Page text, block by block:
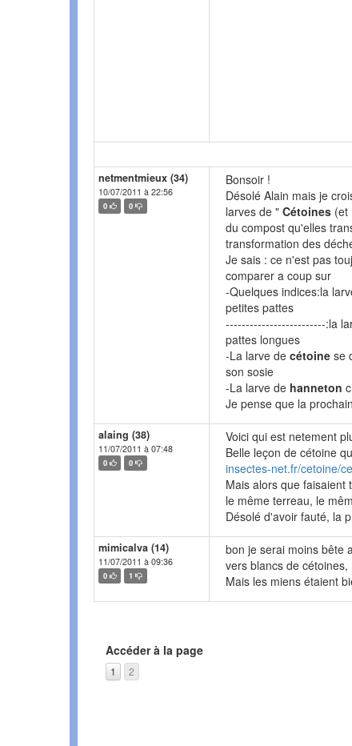
netmentmieux (34)
10/07/2011 à 22:56
0 0
Bonsoir !
Désolé Alain mais je
larves de " Cétoines (et
du compost qu'elles
transformation des
Je sais : ce n'est pas
comparer a coup sur
-Quelques indices:la
petites pattes
-------------------------:la
pattes longues
-La larve de cétoine se
son sosie
-La larve de hanneton
Je pense que la
alaing (38)
11/07/2011 à 07:48
0 0
Voici qui est netement
Belle leçon de cétoine
insectes-net.fr/cetoine/
Mais alors que faisaient
le même terreau, le
Désolé d'avoir fauté, la
mimicalva (14)
11/07/2011 à 09:36
0 1
bon je serai moins bête
vers blancs de
Mais les miens étaient
Accéder à la page
1 2